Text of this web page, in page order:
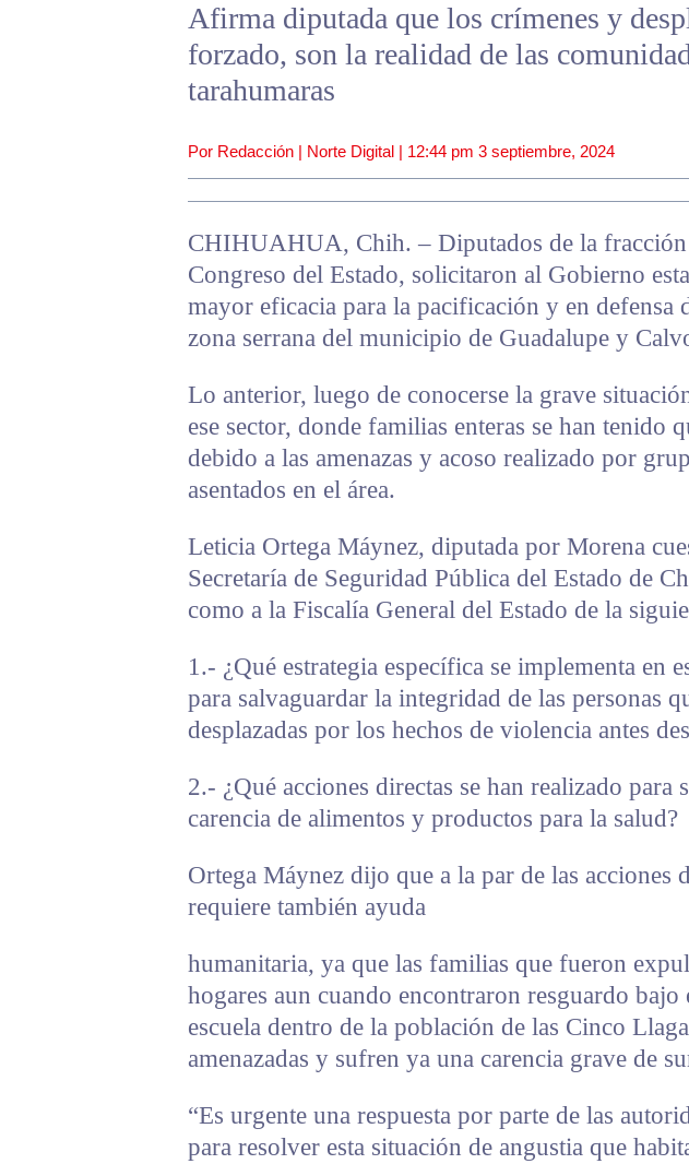
Afirma diputada que los crímenes y
forzado, son la realidad de las
tarahumaras
Por Redacción | Norte Digital | 12:44 pm 3 septiembre, 2024
CHIHUAHUA, Chih. – Diputados de la fracción
Congreso del Estado, solicitaron al Gobierno
mayor eficacia para la pacificación y en defensa
zona serrana del municipio de Guadalupe y
Lo anterior, luego de conocerse la grave
ese sector, donde familias enteras se han tenido
debido a las amenazas y acoso realizado por
asentados en el área.
Leticia Ortega Máynez, diputada por Morena
Secretaría de Seguridad Pública del Estado de
como a la Fiscalía General del Estado de la
1.- ¿Qué estrategia específica se implementa en
para salvaguardar la integridad de las personas
desplazadas por los hechos de violencia antes
2.- ¿Qué acciones directas se han realizado para
carencia de alimentos y productos para la salud?
Ortega Máynez dijo que a la par de las acciones
requiere también ayuda
humanitaria, ya que las familias que fueron
hogares aun cuando encontraron resguardo bajo
escuela dentro de la población de las Cinco
amenazadas y sufren ya una carencia grave de
“Es urgente una respuesta por parte de las
para resolver esta situación de angustia que